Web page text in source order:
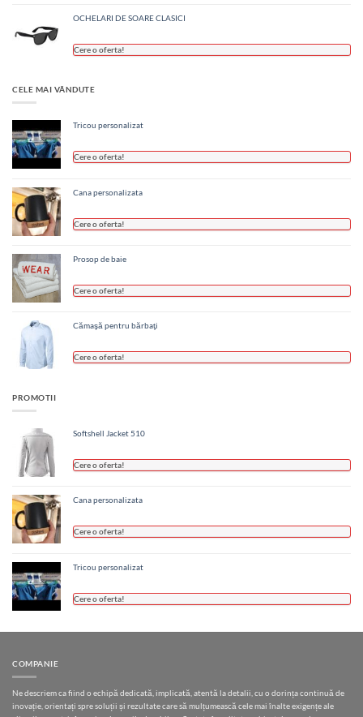
OCHELARI DE SOARE CLASICI
Cere o oferta!
CELE MAI VÂNDUTE
Tricou personalizat
Cere o oferta!
Cana personalizata
Cere o oferta!
Prosop de baie
Cere o oferta!
Cămaşă pentru bărbaţi
Cere o oferta!
PROMOTII
Softshell Jacket 510
Cere o oferta!
Cana personalizata
Cere o oferta!
Tricou personalizat
Cere o oferta!
COMPANIE
Ne descriem ca fiind o echipă dedicată, implicată, atentă la detalii, cu o dorința continuă de
inovație, orientați spre soluții și rezultate care să mulțumească cele mai înalte exigențe ale